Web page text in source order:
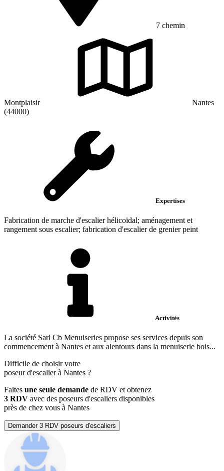
7 chemin
Montplaisir
Nantes
(44000)
Expertises
Fabrication de marche d'escalier hélicoïdal; aménagement et
rangement sous escalier; fabrication d'escalier de grenier peint
Activités
La société Sarl Cb Menuiseries propose ses services depuis son
commencement à Nantes et aux alentours dans la menuiserie bois...
Difficile de choisir votre
poseur d'escalier à Nantes ?
Faites une seule demande de RDV et obtenez
3 RDV avec des poseurs d'escaliers disponibles
près de chez vous à Nantes
Demander 3 RDV poseurs d'escaliers